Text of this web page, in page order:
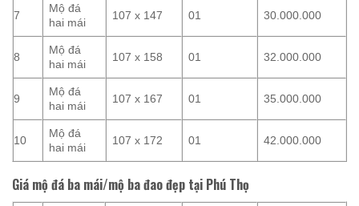
7
Mộ đá
hai mái
107 x 147 01 30.000.000
8
Mộ đá
hai mái
107 x 158 01 32.000.000
9
Mộ đá
hai mái
107 x 167 01 35.000.000
10
Mộ đá
hai mái
107 x 172 01 42.000.000
Giá mộ đá ba mái/mộ ba đao đẹp tại Phú Thọ